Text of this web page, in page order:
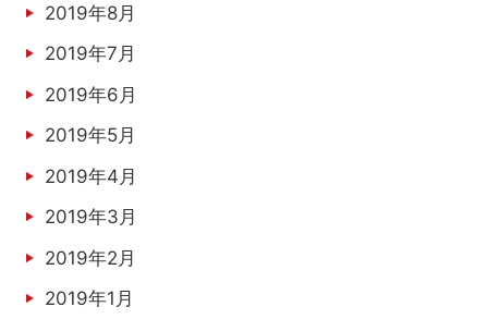
2019年8月
2019年7月
2019年6月
2019年5月
2019年4月
2019年3月
2019年2月
2019年1月